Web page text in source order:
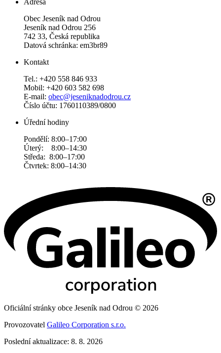
Obec Jeseník nad Odrou
Jeseník nad Odrou 256
742 33, Česká republika
Datová schránka: em3br89
Kontakt
Tel.: +420 558 846 933
Mobil: +420 603 582 698
E-mail: obec@jeseniknadodrou.cz
Číslo účtu: 1760110389/0800
Úřední hodiny
Pondělí: 8:00–17:00
Úterý: 8:00–14:30
Středa: 8:00–17:00
Čtvrtek: 8:00–14:30
Oficiální stránky obce Jeseník nad Odrou © 2026
Provozovatel Galileo Corporation s.r.o.
Poslední aktualizace: 8. 8. 2026